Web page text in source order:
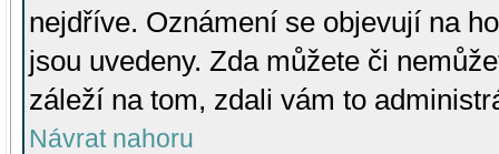
nejdříve. Oznámení se objevují na
jsou uvedeny. Zda můžete či
záleží na tom, zdali vám to
Návrat nahoru